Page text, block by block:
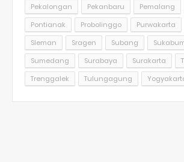
Pekalongan
Pekanbaru Pemalang
Pontianak
Probolinggo Purwakarta
Sleman
Sragen Subang
Sumedang
Surabaya Surakarta
Trenggalek
Tulungagung